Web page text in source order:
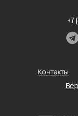
+7
Контакты